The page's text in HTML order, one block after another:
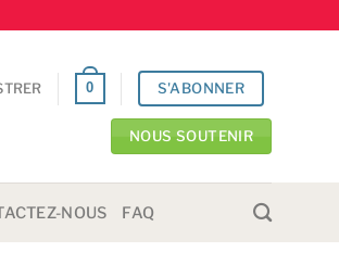
0 S'ABONNER
NOUS SOUTENIR
NOUS FAQ